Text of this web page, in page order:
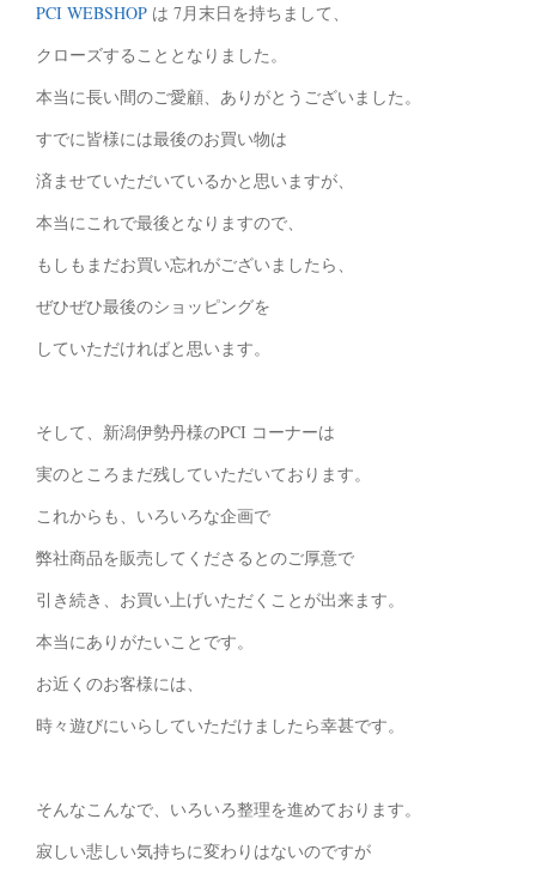
PCI WEBSHOP は 7月末日を持ちまして、
クローズすることとなりました。
本当に長い間のご愛顧、ありがとうございました。
すでに皆様には最後のお買い物は
済ませていただいているかと思いますが、
本当にこれで最後となりますので、
もしもまだお買い忘れがございましたら、
ぜひぜひ最後のショッピングを
していただければと思います。
そして、新潟伊勢丹様のPCI コーナーは
実のところまだ残していただいております。
これからも、いろいろな企画で
弊社商品を販売してくださるとのご厚意で
引き続き、お買い上げいただくことが出来ます。
本当にありがたいことです。
お近くのお客様には、
時々遊びにいらしていただけましたら幸甚です。
そんなこんなで、いろいろ整理を進めております。
寂しい悲しい気持ちに変わりはないのですが